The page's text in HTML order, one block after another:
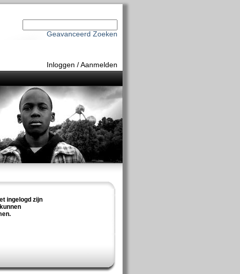
Geavanceerd Zoeken
Inloggen /Aanmelden
ingelogd zijn